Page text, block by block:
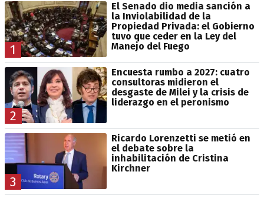
1
El Senado dio media sanción a
la Inviolabilidad de la
Propiedad Privada: el Gobierno
tuvo que ceder en la Ley del
Manejo del Fuego
2
Encuesta rumbo a 2027: cuatro
consultoras midieron el
desgaste de Milei y la crisis de
liderazgo en el peronismo
3
Ricardo Lorenzetti se metió en
el debate sobre la
inhabilitación de Cristina
Kirchner